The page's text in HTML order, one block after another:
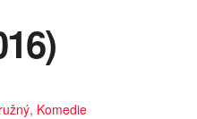
, Komedie